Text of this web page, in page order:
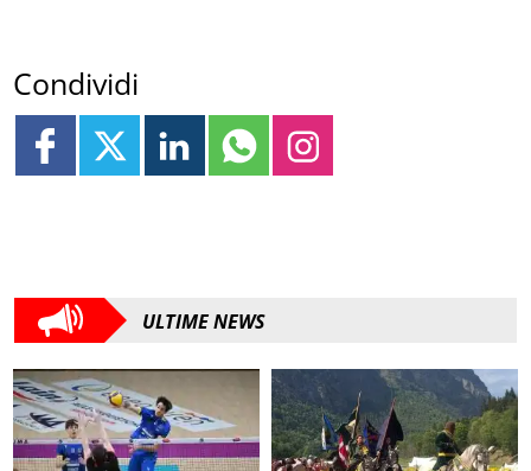
Condividi
ULTIME NEWS